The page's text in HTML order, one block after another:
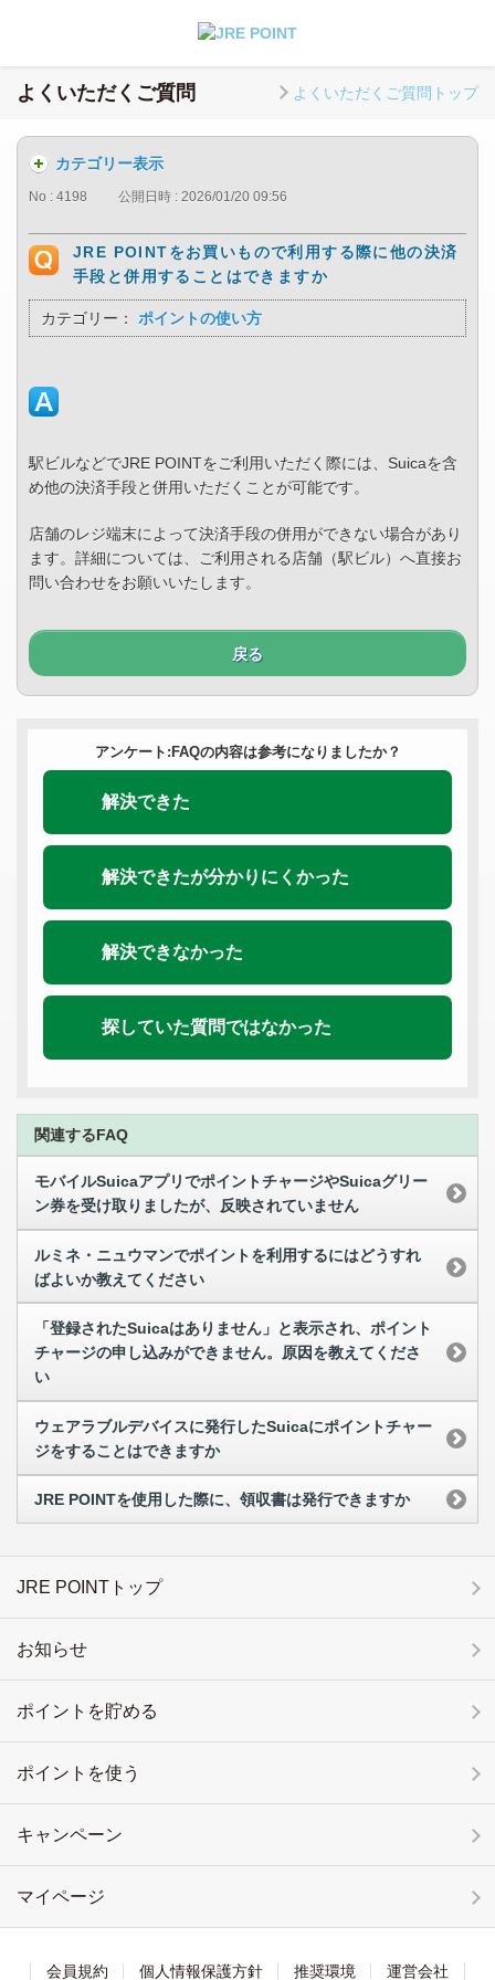
よくいただくご質問 よくいただくご質問トップ
カテゴリー表示
No : 4198 公開日時 : 2026/01/20 09:56
JRE POINTをお買いもので利用する際に他の決済
手段と併用することはできますか
カテゴリー： ポイントの使い方
駅ビルなどでJRE POINTをご利用いただく際には、Suicaを含
め他の決済手段と併用いただくことが可能です。
店舗のレジ端末によって決済手段の併用ができない場合があり
ます。詳細については、ご利用される店舗（駅ビル）へ直接お
問い合わせをお願いいたします。
戻る
アンケート:FAQの内容は参考になりましたか？
解決できた
解決できたが分かりにくかった
解決できなかった
探していた質問ではなかった
関連するFAQ
モバイルSuicaアプリでポイントチャージやSuicaグリー
ン券を受け取りましたが、反映されていません
ルミネ・ニュウマンでポイントを利用するにはどうすれ
ばよいか教えてください
「登録されたSuicaはありません」と表示され、ポイント
チャージの申し込みができません。原因を教えてくださ
い
ウェアラブルデバイスに発行したSuicaにポイントチャー
ジをすることはできますか
JRE POINTを使用した際に、領収書は発行できますか
JRE POINTトップ
お知らせ
ポイントを貯める
ポイントを使う
キャンペーン
マイページ
会員規約 個人情報保護方針 推奨環境 運営会社